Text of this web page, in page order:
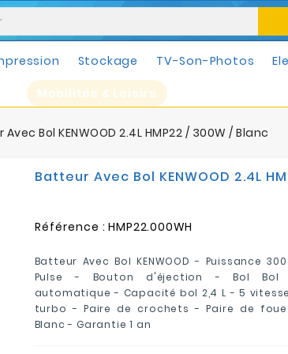
Stockage TV-Son-Photos
Mobilités & Loisirs
Bol KENWOOD 2.4L HMP22 / 300W / Blanc
Batteur Avec Bol KENWOOD 2.4L
Référence : HMP22.000WH
Batteur Avec Bol KENWOOD - Puissance
Pulse - Bouton d'éjection - Bol
automatique - Capacité bol 2,4 L - 5
turbo - Paire de crochets - Paire de
Blanc - Garantie 1 an